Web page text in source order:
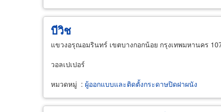
บีวิช
แขวงอรุณอมรินทร์ เขตบางกอกน้อย กรุงเทพมหานคร
วอลเปเปอร์
หมวดหมู่ : ผู้ออกแบบและติดตั้งกระดาษปิดฝาผนัง